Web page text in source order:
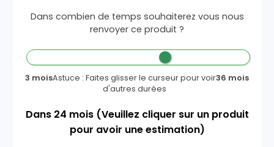
Dans combien de temps souhaiterez vous nous
renvoyer ce produit ?
3 moisAstuce : Faites glisser le curseur pour voir
d'autres durées
36 mois
Dans 24 mois (Veuillez cliquer sur un produit
pour avoir une estimation)